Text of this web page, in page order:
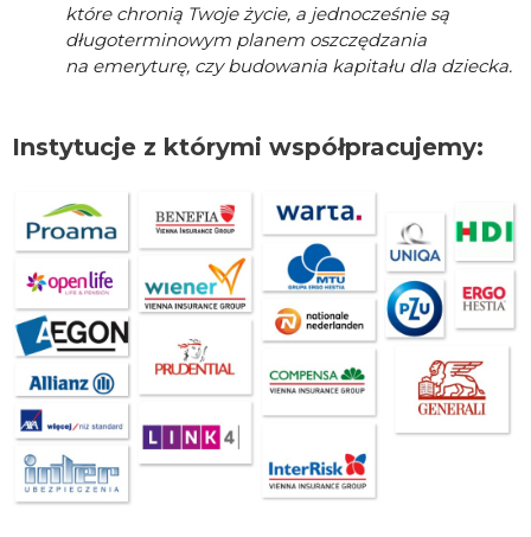
które chronią Twoje życie, a jednocześnie są
długoterminowym planem oszczędzania
na emeryturę, czy budowania kapitału dla dziecka.
Instytucje z którymi współpracujemy: